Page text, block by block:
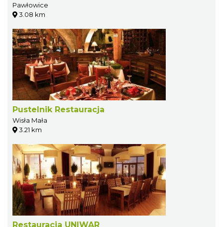
Pawłowice
3.08 km
Pustelnik Restauracja
Wisła Mała
3.21 km
Restauracja UNIWAR